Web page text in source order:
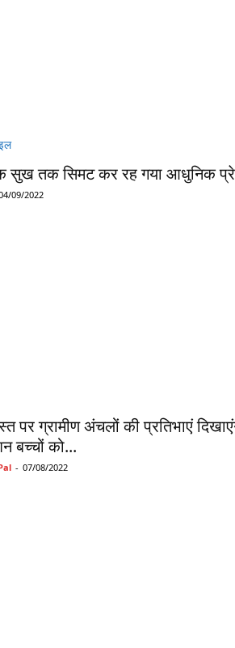
सुख तक सिमट कर रह गया आधुनिक
09/2022
पर ग्रामीण अंचलों की प्रतिभाएं
बच्चों को...
- 07/08/2022